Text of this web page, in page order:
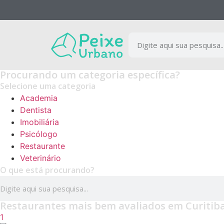
NOVIDADE
Conferir
Procurando um categoria específica?
Selecione uma categoria
Academia
Dentista
Imobiliária
Psicólogo
Restaurante
Veterinário
O que está procurando?
Restaurantes mais bem avaliados em
1